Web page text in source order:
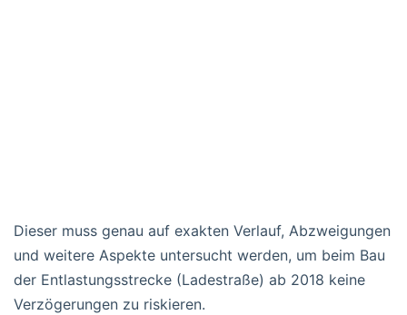
Dieser muss genau auf exakten Verlauf, Abzweigungen
und weitere Aspekte untersucht werden, um beim Bau
der Entlastungsstrecke (Ladestraße) ab 2018 keine
Verzögerungen zu riskieren.